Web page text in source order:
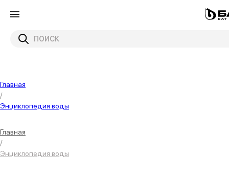
Главная
/
Энциклопедия воды
Главная
/
Энциклопедия воды